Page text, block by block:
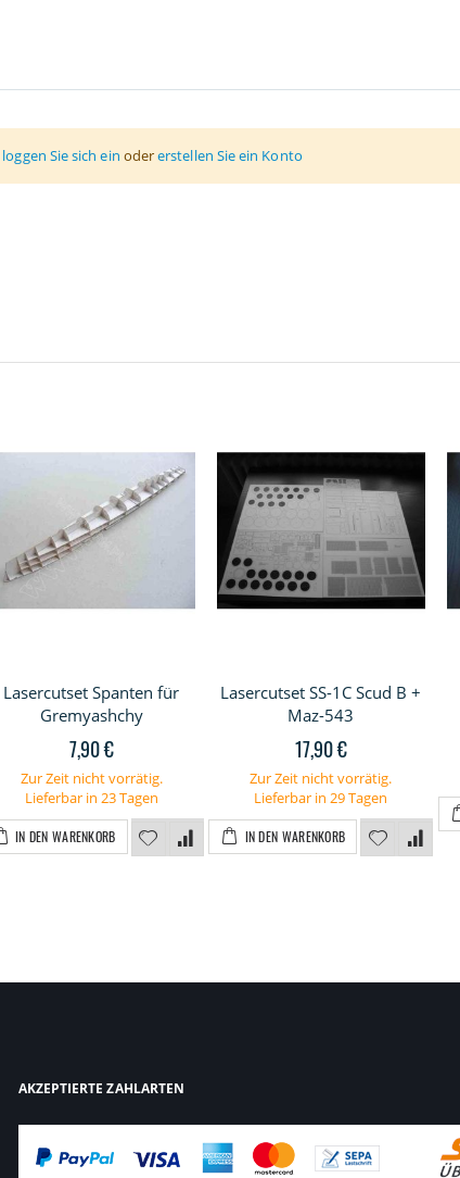
loggen Sie sich ein odererstellen Sie ein Konto
Lasercutset Spanten für
Gremyashchy
7,90 €
Zur Zeit nicht vorrätig.
Lieferbar in 23 Tagen
IN DEN WARENKORB
Lasercutset SS-1C Scud B +
Maz-543
17,90 €
Zur Zeit nicht vorrätig.
Lieferbar in 29 Tagen
IN DEN WARENKORB
AKZEPTIERTE ZAHLARTEN